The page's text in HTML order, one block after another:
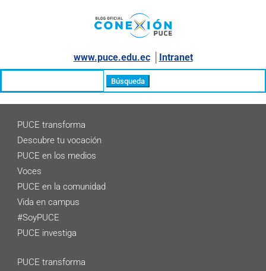
www.puce.edu.ec│ Intranet
PUCE transforma
Descubre tu vocación
PUCE en los medios
Voces
PUCE en la comunidad
Vida en campus
#SoyPUCE
PUCE investiga
PUCE transforma